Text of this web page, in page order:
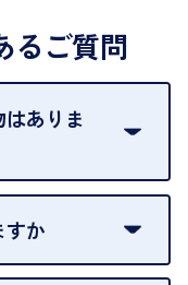
るご質問
ありま
ご利用になれる書
すか
あってもご利用い